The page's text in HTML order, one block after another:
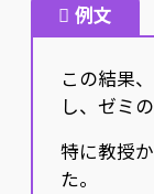
例文
この結果
し、ゼミ
特に教授
た。